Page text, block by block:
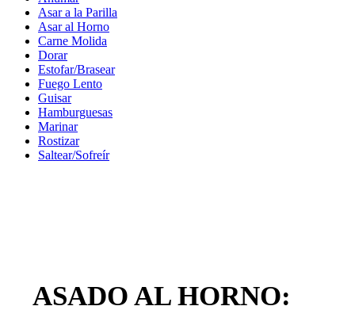
Asar a la Parilla
Asar al Horno
Carne Molida
Dorar
Estofar/Brasear
Fuego Lento
Guisar
Hamburguesas
Marinar
Rostizar
Saltear/Sofreír
ASADO AL HORNO: